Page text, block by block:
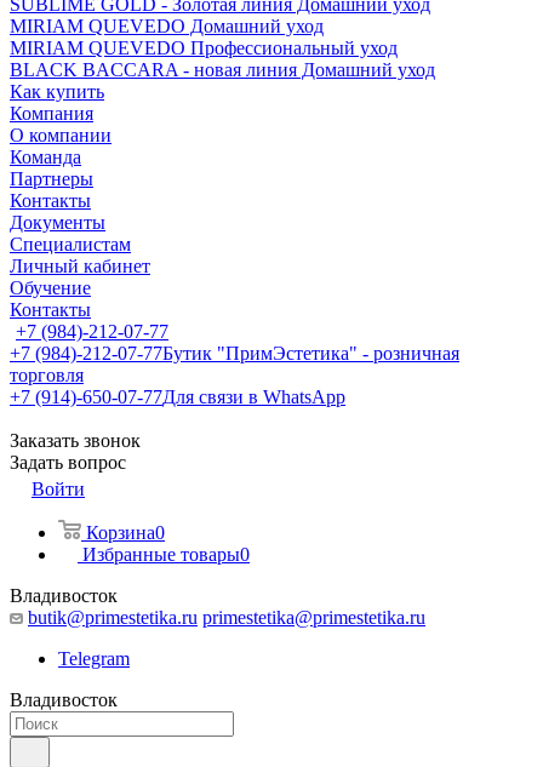
SUBLIME GOLD - Золотая линия Домашний уход
MIRIAM QUEVEDO Домашний уход
MIRIAM QUEVEDO Профессиональный уход
BLACK BACCARA - новая линия Домашний уход
Как купить
Компания
О компании
Команда
Партнеры
Контакты
Документы
Специалистам
Личный кабинет
Обучение
Контакты
+7 (984)-212-07-77
+7 (984)-212-07-77Бутик "ПримЭстетика" - розничная
торговля
+7 (914)-650-07-77Для связи в WhatsApp
Заказать звонок
Задать вопрос
Войти
Корзина0
Избранные товары0
Владивосток
butik@primestetika.ru primestetika@primestetika.ru
Telegram
Владивосток